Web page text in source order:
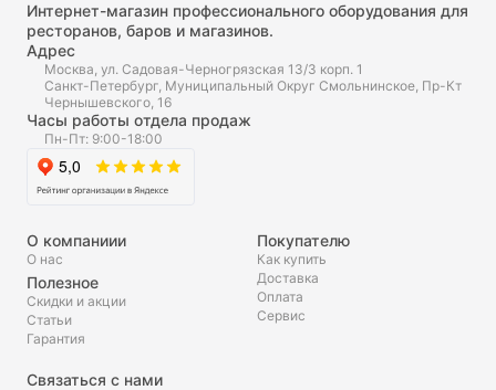
Интернет-магазин профессионального оборудования для
ресторанов, баров и магазинов.
Адрес
Москва, ул. Садовая-Черногрязская 13/3 корп. 1
Санкт-Петербург, Муниципальный Округ Смольнинское, Пр-Кт
Чернышевского, 16
Часы работы отдела продаж
Пн-Пт: 9:00-18:00
О компаниии
О нас
Полезное
Скидки и акции
Статьи
Гарантия
Покупателю
Как купить
Доставка
Оплата
Сервис
Связаться с нами